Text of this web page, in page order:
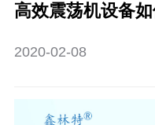
高效震荡机设备
2020-02-08